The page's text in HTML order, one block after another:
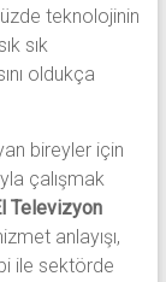
teknolojinin
sık
oldukça
bireyler için
çalışmak
Televizyon
anlayışı,
ile sektörde